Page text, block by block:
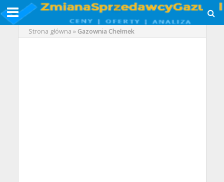
Strona główna »Gazownia Chełmek